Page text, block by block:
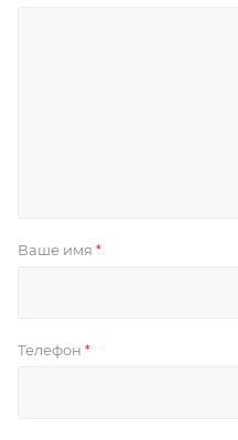
Ваше имя *
Телефон *